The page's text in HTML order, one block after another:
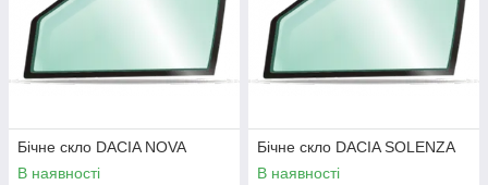
Бічне скло DACIA NOVA
В наявності
Бічне скло DACIA SOLENZA
В наявності